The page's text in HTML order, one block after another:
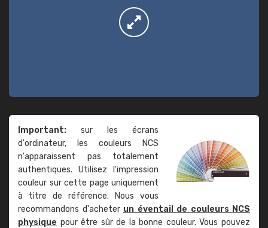
Important: sur les écrans
d'ordinateur, les couleurs NCS
n'apparaissent pas totalement
authentiques. Utilisez l'impression
couleur sur cette page uniquement
à titre de référence. Nous vous
recommandons d'acheter un éventail de couleurs NCS
physique pour être sûr de la bonne couleur. Vous pouvez